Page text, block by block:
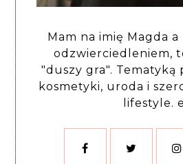
Mam na imię Magda
odzwierciedleniem,
"duszy gra". Tematyką
kosmetyki, uroda i
lifestyle. e